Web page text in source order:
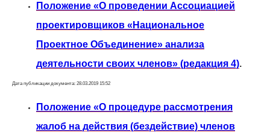
Положение «О проведении Ассоциацией
проектировщиков «Национальное
Проектное Объединение» анализа
деятельности своих членов» (редакция 4).
Дата публикации документа: 28.03.2019 15:52
Положение «О процедуре рассмотрения
жалоб на действия (бездействие) членов